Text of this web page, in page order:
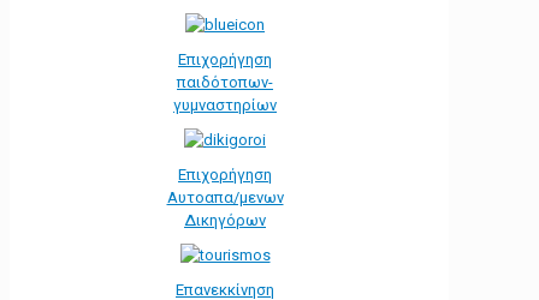
Επιχορήγηση
παιδότοπων-
γυμναστηρίων
Επιχορήγηση
Αυτοαπα/μενων
Δικηγόρων
Επανεκκίνηση